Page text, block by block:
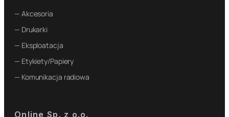
— Akcesoria
— Drukarki
— Eksploatacja
— Etykiety/Papiery
— Komunikacja radiowa
Online Sp. z o.o.